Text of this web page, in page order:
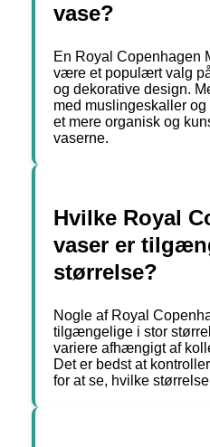
vase?
En Royal Copenhagen
være et populært valg
og dekorative design.
med muslingeskaller
et mere organisk og
vaserne.
Hvilke Royal
vaser er
størrelse?
Nogle af Royal
tilgængelige i stor
variere afhængigt af
Det er bedst at
for at se, hvilke